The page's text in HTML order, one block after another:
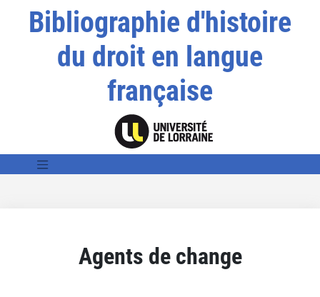
Bibliographie d'histoire
du droit en langue
française
Agents de change